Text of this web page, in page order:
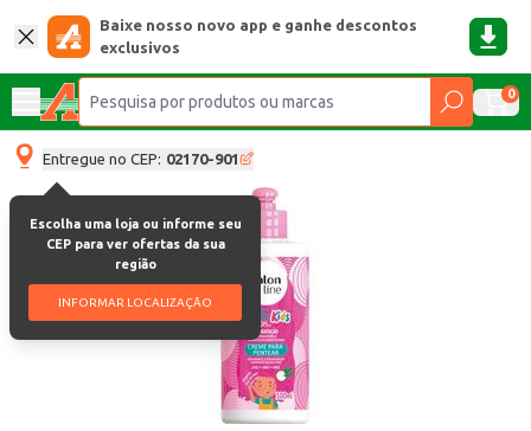
Baixe nosso novo app e ganhe descontos
exclusivos
0
Entregue no CEP: 02170-901
Escolha uma loja ou informe seu
CEP para ver ofertas da sua
região
INFORMAR LOCALIZAÇÃO